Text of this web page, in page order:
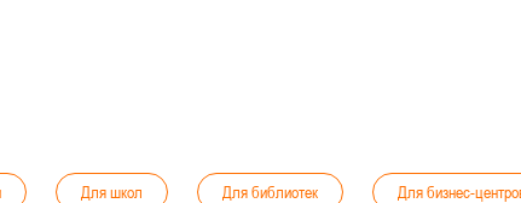
Для школ Для библиотек Для бизнес-